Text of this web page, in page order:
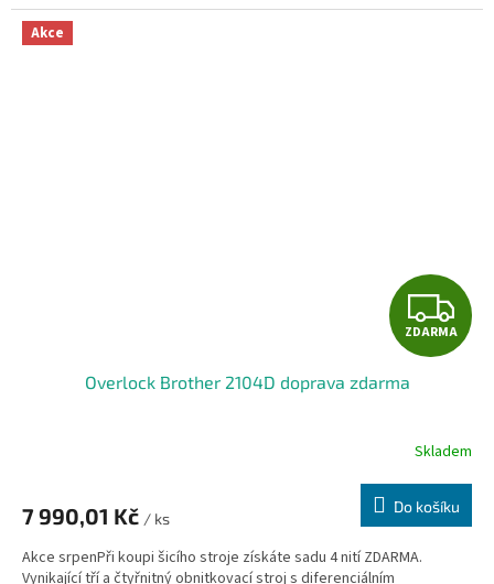
Akce
Z
D
R
M
A
ZDARMA
Overlock Brother 2104D doprava zdarma
Skladem
7 990,01 Kč / ks
Do košíku
Akce srpenPři koupi šicího stroje získáte sadu 4 nití ZDARMA.
Vynikající tří a čtyřnitný obnitkovací stroj s diferenciálním